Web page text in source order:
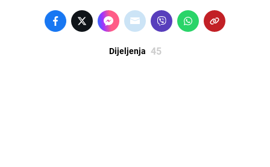
Dijeljenja 45